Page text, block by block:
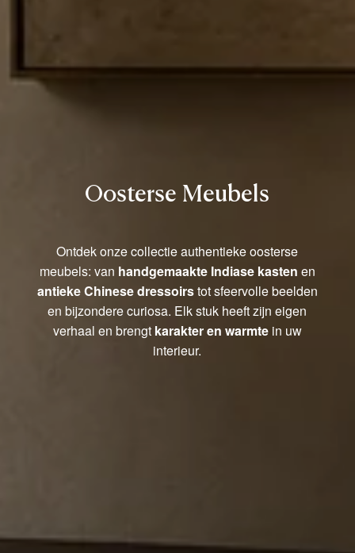
Oosterse Meubels
Ontdek onze collectie authentieke oosterse
meubels: van handgemaakte Indiase kasten en
antieke Chinese dressoirstot sfeervolle beelden
en bijzondere curiosa. Elk stuk heeft zijn eigen
verhaal en brengt karakter en warmte in uw
interieur.